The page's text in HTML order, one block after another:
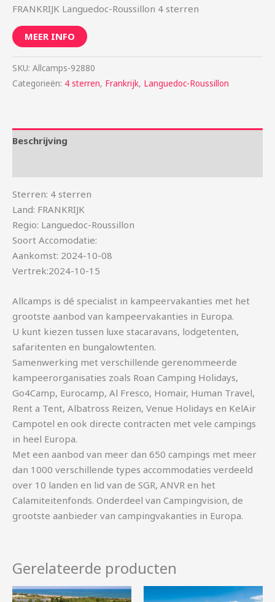
FRANKRIJK Languedoc-Roussillon 4 sterren
MEER INFO
SKU: Allcamps-92880
Categorieën: 4 sterren, Frankrijk, Languedoc-Roussillon
Beschrijving
Sterren: 4 sterren
Land: FRANKRIJK
Regio: Languedoc-Roussillon
Soort Accomodatie:
Aankomst: 2024-10-08
Vertrek:2024-10-15
Allcamps is dé specialist in kampeervakanties met het
grootste aanbod van kampeervakanties in Europa.
U kunt kiezen tussen luxe stacaravans, lodgetenten,
safaritenten en bungalowtenten.
Samenwerking met verschillende gerenommeerde
kampeerorganisaties zoals Roan Camping Holidays,
Go4Camp, Eurocamp, Al Fresco, Homair, Human Travel,
Rent a Tent, Albatross Reizen, Venue Holidays en KelAir
Campotel en ook directe contracten met vele campings
in heel Europa.
Met een aanbod van meer dan 650 campings met meer
dan 1000 verschillende types accommodaties verdeeld
over 10 landen en lid van de SGR, ANVR en het
Calamiteitenfonds. Onderdeel van Campingvision, de
grootste aanbieder van campingvakanties in Europa.
Gerelateerde producten